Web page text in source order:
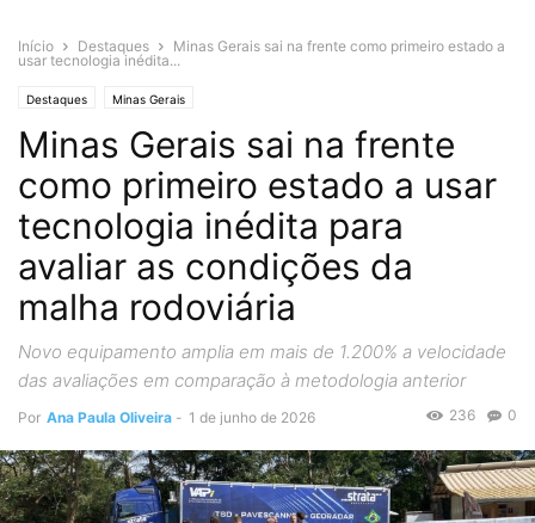
Início Destaques
Minas Gerais sai na frente como primeiro estado a
usar tecnologia inédita...
Destaques Minas Gerais
Minas Gerais sai na frente
como primeiro estado a usar
tecnologia inédita para
avaliar as condições da
malha rodoviária
Novo equipamento amplia em mais de 1.200% a velocidade
das avaliações em comparação à metodologia anterior
Por Ana Paula Oliveira - 1 de junho de 2026 0
236